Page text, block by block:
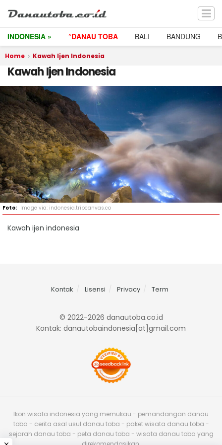
INDONESIA » °DANAU TOBA BALI BANDUNG
Home Kawah Ijen Indonesia
Kawah Ijen Indonesia
Image via: indonesia.tripcanvas.co
Kawah ijen indonesia
Kontak Lisensi Privacy Term
© 2022-2026 danautoba.co.id
Kontak: danautobaindonesia[at]gmail.com
Ikon wisata indonesia yang memukau - pemandangan danau
toba - cerita asal usul danau toba - paket wisata danau toba -
sejarah danau toba - peta danau toba - wisata danau toba yang